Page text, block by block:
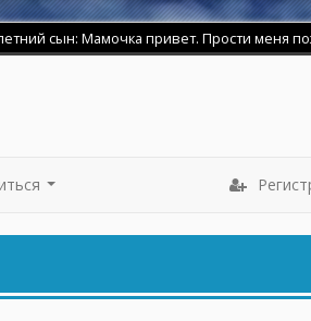
Мамочка привет. Прости меня
и принял крещение 18лет